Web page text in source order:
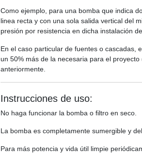
Como ejemplo, para una bomba que indica
linea recta y con una sola salida vertical del
presión por resistencia en dicha instalación
En el caso particular de fuentes o cascadas,
un 50% más de la necesaria para el
anteriormente.
Instrucciones de uso:
No haga funcionar la bomba o filtro en seco.
La bomba es completamente sumergible y
Para más potencia y vida útil limpie